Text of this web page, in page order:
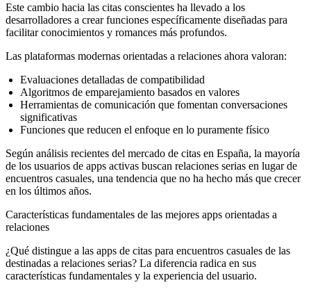
Este cambio hacia las citas conscientes ha llevado a los
desarrolladores a crear funciones específicamente diseñadas para
facilitar conocimientos y romances más profundos.
Las plataformas modernas orientadas a relaciones ahora valoran:
Evaluaciones detalladas de compatibilidad
Algoritmos de emparejamiento basados en valores
Herramientas de comunicación que fomentan conversaciones
significativas
Funciones que reducen el enfoque en lo puramente físico
Según análisis recientes del mercado de citas en España, la mayoría
de los usuarios de apps activas buscan relaciones serias en lugar de
encuentros casuales, una tendencia que no ha hecho más que crecer
en los últimos años.
Características fundamentales de las mejores apps orientadas a
relaciones
¿Qué distingue a las apps de citas para encuentros casuales de las
destinadas a relaciones serias? La diferencia radica en sus
características fundamentales y la experiencia del usuario.